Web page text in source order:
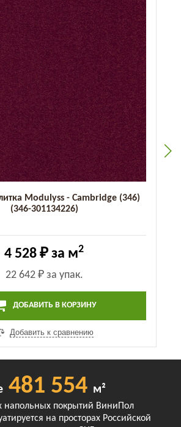
Modulyss - Cambridge (346)
(346-301134226)
4 528 ₽ за м2
22 642 ₽за упак.
ДОБАВИТЬ В КОРЗИНУ
Добавить к сравнению
481 554 м²
напольных покрытий ВиниПол
на просторах Российской